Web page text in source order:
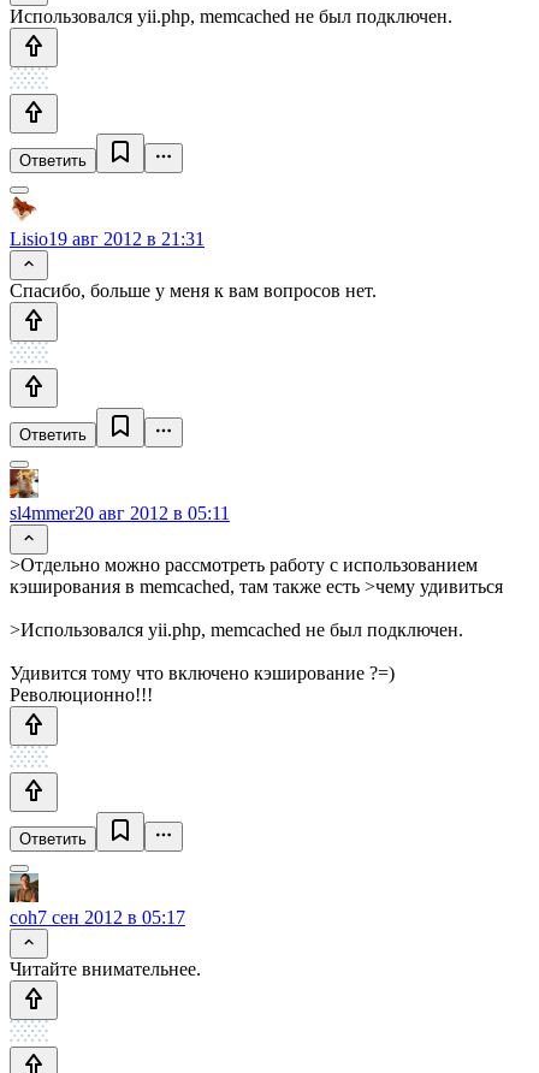
Использовался yii.php, memcached не был подключен.
Ответить
Lisio19 авг 2012 в 21:31
Спасибо, больше у меня к вам вопросов нет.
Ответить
sl4mmer20 авг 2012 в 05:11
>Отдельно можно рассмотреть работу с использованием
кэширования в memcached, там также есть >чему удивиться
>Использовался yii.php, memcached не был подключен.
Удивится тому что включено кэширование ?=)
Революционно!!!
Ответить
coh7 сен 2012 в 05:17
Читайте внимательнее.